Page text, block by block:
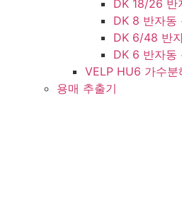
DK 18/26 반
DK 8 반자동
DK 6/48 반
DK 6 반자동
VELP HU6 가수분
용매 추출기